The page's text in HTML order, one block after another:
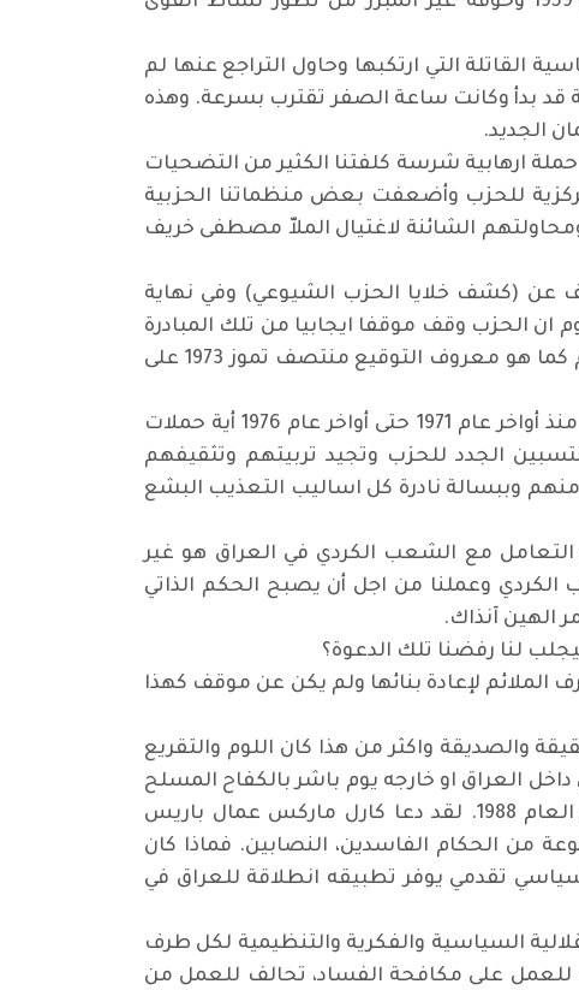
القاتلة التي ارتكبها وحاول التراجع عنها لم
بدأ وكانت ساعة الصفر تقترب بسرعة. وهذه
الجديد.
في عام 1970 و 1971 واجهت منظماتنا الحزبية منذ اغتيال الشهيد محمد احمد الخضري اواخر اذار 1970 حملة ارهابية شرسة كلفتنا الكثير من التضحيات
للحزب وأضعفت بعض منظماتنا الحزبية
الشائنة لاغتيال الملاّ مصطفى خريف
الى اجهزتهم الامنية بالكف عن (كشف خلايا الحزب الشيوعي) وفي نهاية
الحزب وقف موقفا ايجابيا من تلك المبادرة
وعرض الدخول في حوار يستهدف الوصول الى صيغة مقبولة للبرنامج المقترح. وبدأ الحوار فعلا وتم كما هو معروف التوقيع منتصف تموز 1973 على
وباستثناء اغتيال الشهيد شاكر محمود العلوي وبعض الحالات الفردية المحدودة لم تشهد الفترة منذ أواخر عام 1971 حتى أواخر عام 1976 أية حملات
الجدد للحزب وتجيد تربيتهم وتثقيفهم
منهم وببسالة نادرة كل اساليب التعذيب البشع
التعامل مع الشعب الكردي في العراق هو غير
وعملنا من اجل أن يصبح الحكم الذاتي
الهين آنذاك.
لنا رفضنا تلك الدعوة؟
الملائم لإعادة بنائها ولم يكن عن موقف كهذا
لم يوجه لنا النقد من الاحزاب الشقيقة والصديقة واكثر من هذا كان اللوم والتقريع
العراق او خارجه يوم باشر بالكفاح المسلح
لاسقاط حكومة صدام حسين ذلك الكفاح الذي استمر لعشر سنوات كاملة منذ العام 1979 حتى العام 1988. لقد دعا كارل ماركس عمال باريس
من الحكام الفاسدين، النصابين. فماذا كان
في تحالف وفقا لبرنامج لنهج سياسي تقدمي يوفر تطبيقه انطلاقة للعراق في
السياسية والفكرية والتنظيمية لكل طرف
للعمل على مكافحة الفساد، تحالف للعمل من